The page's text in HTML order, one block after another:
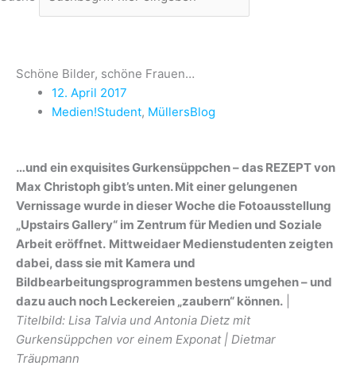
Schöne Bilder, schöne Frauen…
12. April 2017
Medien!Student, MüllersBlog
…und ein exquisites Gurkensüppchen – das REZEPT von
Max Christoph gibt’s unten. Mit einer gelungenen
Vernissage wurde in dieser Woche die Fotoausstellung
„Upstairs Gallery“ im Zentrum für Medien und Soziale
Arbeit eröffnet. Mittweidaer Medienstudenten zeigten
dabei, dass sie mit Kamera und
Bildbearbeitungsprogrammen bestens umgehen – und
dazu auch noch Leckereien „zaubern“ können.
Titelbild: Lisa Talvia und Antonia Dietz mit
Gurkensüppchen vor einem Exponat | Dietmar
Träupmann